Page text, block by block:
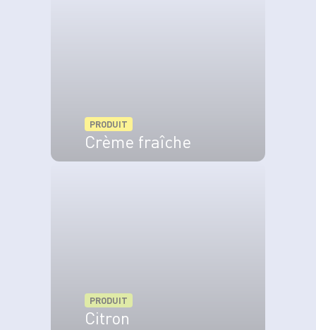
PRODUIT
Crème fraîche
PRODUIT
Citron